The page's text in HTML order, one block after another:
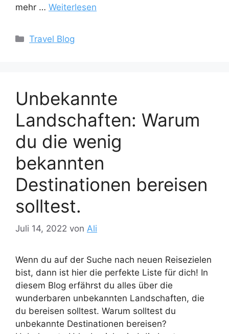
mehr … Weiterlesen
Kategorien
Travel Blog
Unbekannte
Landschaften: Warum
du die wenig
bekannten
Destinationen bereisen
solltest.
Juli 14, 2022 von Ali
Wenn du auf der Suche nach neuen Reisezielen
bist, dann ist hier die perfekte Liste für dich! In
diesem Blog erfährst du alles über die
wunderbaren unbekannten Landschaften, die
du bereisen solltest. Warum solltest du
unbekannte Destinationen bereisen?